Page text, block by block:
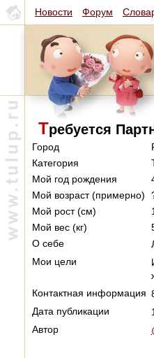
Новости Форум
Требуется
Город
Категория
Мой год рождения
Мой возраст (примерно)
Мой рост (см)
Мой вес (кг)
О себе
Мои цели
Контактная информация
Дата публикации
Автор